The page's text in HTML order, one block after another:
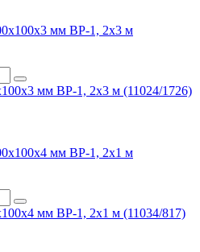
мм ВР-1, 2х3 м (11024/1726)
мм ВР-1, 2х1 м (11034/817)